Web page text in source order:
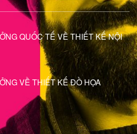
QUỐC TẾ VỀ THIẾT KẾ NỘI
VỀ THIẾT KẾ ĐỒ HỌA